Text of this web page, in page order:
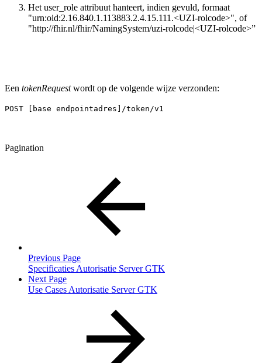
Het user_role attribuut hanteert, indien gevuld, formaat
"urn:oid:2.16.840.1.113883.2.4.15.111.<UZI-rolcode>", of
"http://fhir.nl/fhir/NamingSystem/uzi-rolcode|<UZI-rolcode>”
Een tokenRequestwordt op de volgende wijze verzonden:
POST [base endpointadres]/token/v1
Pagination
Previous Page
Specificaties Autorisatie Server GTK
Next Page
Use Cases Autorisatie Server GTK